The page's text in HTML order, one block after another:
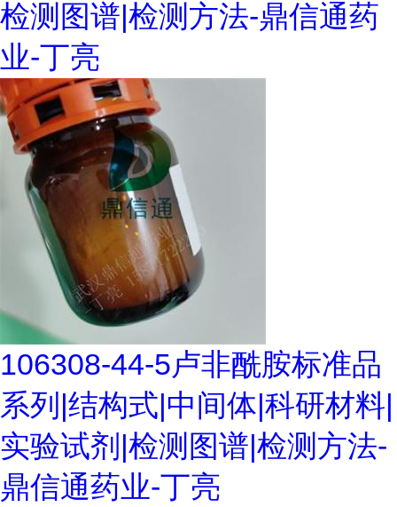
检测图谱|检测方法-鼎信通药
业-丁亮
106308-44-5卢非酰胺标准品
系列|结构式|中间体|科研材料|
实验试剂|检测图谱|检测方法-
鼎信通药业-丁亮